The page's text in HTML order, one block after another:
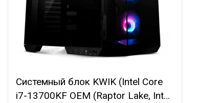
Системный блок KWIK (Intel Core
i7-13700KF OEM (Raptor Lake, Intel